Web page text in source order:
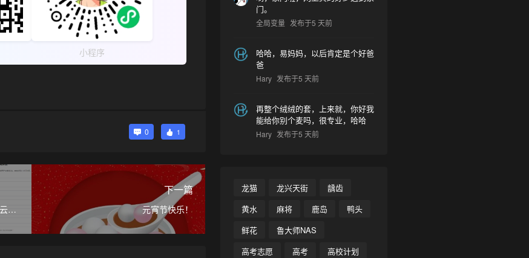
小程序
0 1
抵
下一篇
元宵节快乐！
门。
全局变量 发布于5 天前
哈哈，易妈妈，以后肯定是个好爸
爸
Hary 发布于5 天前
再整个绒绒的套，上来就，你好我
能给你别个麦吗，很专业，哈哈
Hary 发布于5 天前
龙猫 龙兴天街
龋齿
黄水
麻将 鹿岛
鸭头
鲜花
鲁大师NAS
高考志愿
高考
高校计划